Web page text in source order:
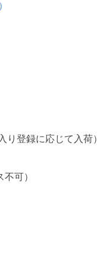
り登録に応じて入荷）
可）